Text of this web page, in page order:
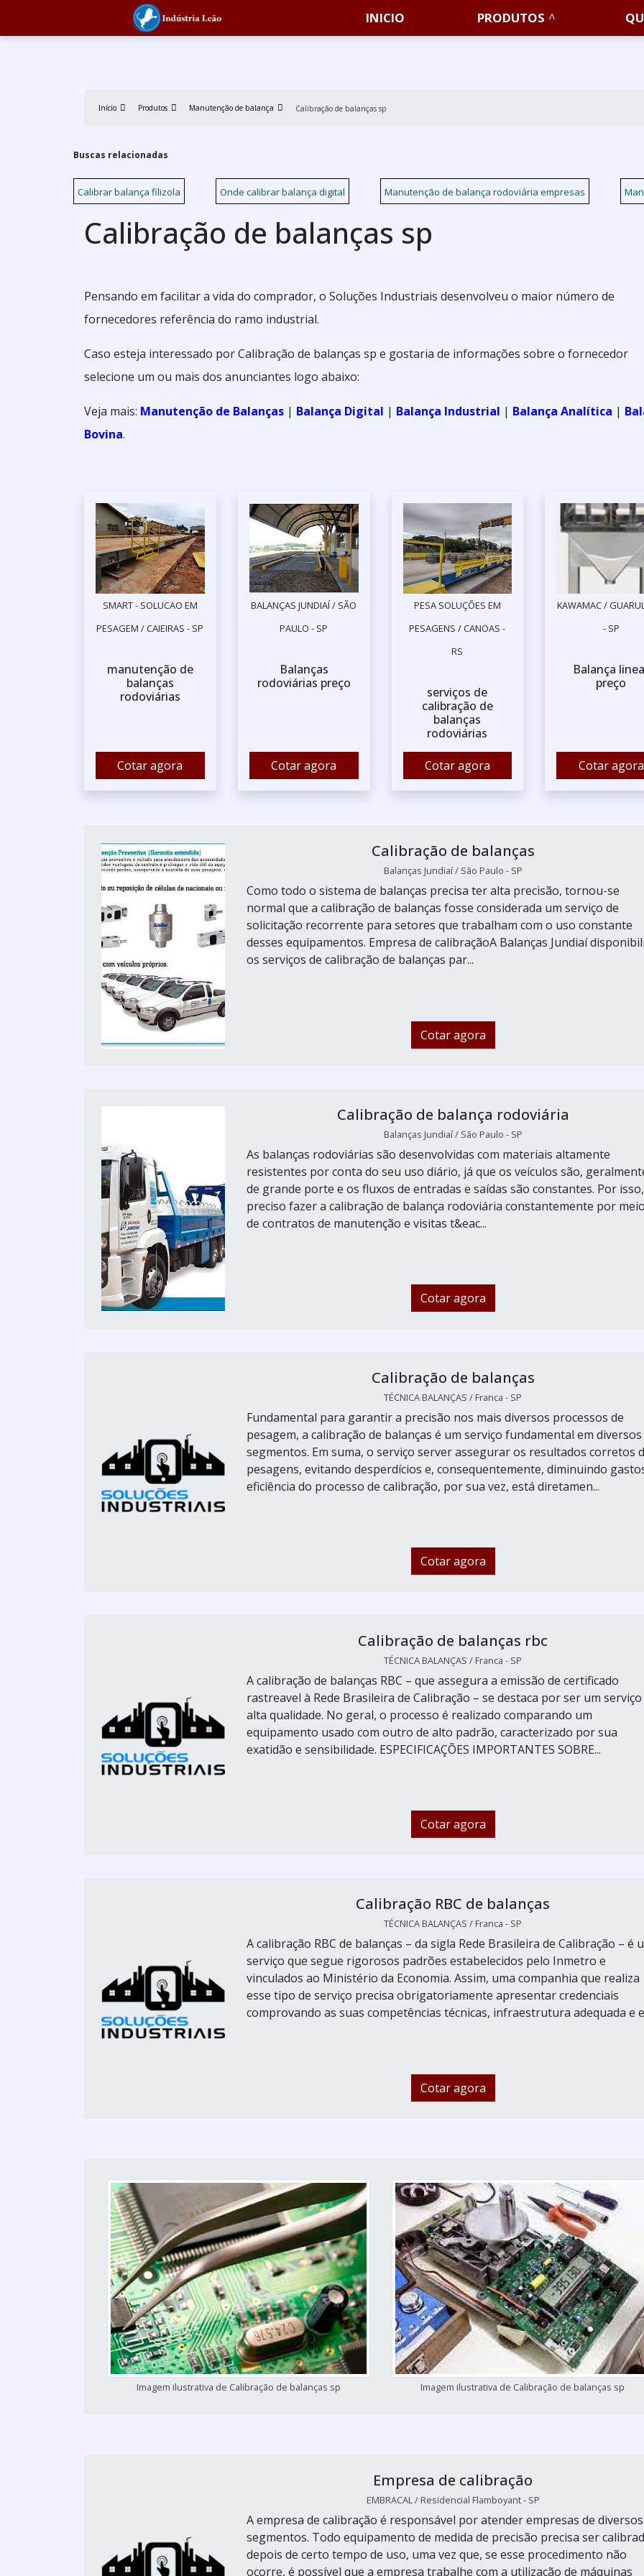
INICIO PRODUTOS
Início Produtos Manutenção de balança Calibração de balanças sp
Buscas relacionadas
Calibrar balança filizola Onde calibrar balança digital Manutenção de balança rodoviária empresas
Calibração de balanças sp
Pensando em facilitar a vida do comprador, o Soluções Industriais desenvolveu o maior número de
fornecedores referência do ramo industrial.
Caso esteja interessado por Calibração de balanças sp e gostaria de informações sobre o fornecedor
selecione um ou mais dos anunciantes logo abaixo:
Veja mais: Manutenção de Balanças | Balança Digital | Balança Industrial | Balança Analítica |
Bovina.
SMART - SOLUCAO EM
PESAGEM / CAIEIRAS - SP
manutenção de
balanças
rodoviárias
Cotar agora
BALANÇAS JUNDIAÍ / SÃO
PAULO - SP
Balanças
rodoviárias preço
Cotar agora
PESA SOLUÇÕES EM
PESAGENS / CANOAS -
RS
serviços de
calibração de
balanças
rodoviárias
Cotar agora
KAWAMAC /
- SP
Balança
preço
Cotar agora
Calibração de balanças
Balanças Jundiaí / São Paulo - SP
Como todo o sistema de balanças precisa ter alta precisão, tornou-se
normal que a calibração de balanças fosse considerada um serviço de
solicitação recorrente para setores que trabalham com o uso constante
desses equipamentos. Empresa de calibraçãoA Balanças Jundiaí
os serviços de calibração de balanças par...
Cotar agora
Calibração de balança rodoviária
Balanças Jundiaí / São Paulo - SP
As balanças rodoviárias são desenvolvidas com materiais altamente
resistentes por conta do seu uso diário, já que os veículos são,
de grande porte e os fluxos de entradas e saídas são constantes. Por
preciso fazer a calibração de balança rodoviária constantemente por meio
de contratos de manutenção e visitas t&eac...
Cotar agora
Calibração de balanças
TÉCNICA BALANÇAS / Franca - SP
Fundamental para garantir a precisão nos mais diversos processos de
pesagem, a calibração de balanças é um serviço fundamental em diversos
segmentos. Em suma, o serviço server assegurar os resultados corretos
pesagens, evitando desperdícios e, consequentemente, diminuindo
eficiência do processo de calibração, por sua vez, está diretamen...
Cotar agora
Calibração de balanças rbc
TÉCNICA BALANÇAS / Franca - SP
A calibração de balanças RBC – que assegura a emissão de certificado
rastreavel à Rede Brasileira de Calibração – se destaca por ser um serviço
alta qualidade. No geral, o processo é realizado comparando um
equipamento usado com outro de alto padrão, caracterizado por sua
exatidão e sensibilidade. ESPECIFICAÇÕES IMPORTANTES SOBRE...
Cotar agora
Calibração RBC de balanças
TÉCNICA BALANÇAS / Franca - SP
A calibração RBC de balanças – da sigla Rede Brasileira de Calibração – é
serviço que segue rigorosos padrões estabelecidos pelo Inmetro e
vinculados ao Ministério da Economia. Assim, uma companhia que realiza
esse tipo de serviço precisa obrigatoriamente apresentar credenciais
comprovando as suas competências técnicas, infraestrutura adequada e
Cotar agora
Imagem ilustrativa de Calibração de balanças sp Imagem ilustrativa de Calibração de balanças sp
Empresa de calibração
EMBRACAL / Residencial Flamboyant - SP
A empresa de calibração é responsável por atender empresas de diversos
segmentos. Todo equipamento de medida de precisão precisa ser
depois de certo tempo de uso, uma vez que, se esse procedimento não
ocorre, é possível que a empresa trabalhe com a utilização de máquinas